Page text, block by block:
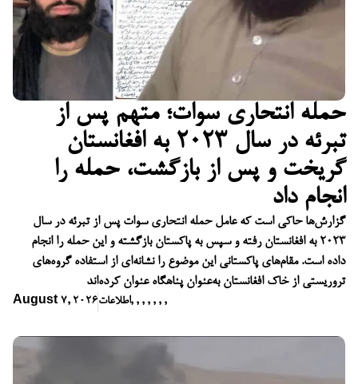
حمله انتحاری سوات؛ متهم پس از
تبرئه در سال ۲۰۲۳ به افغانستان
گریخت و پس از بازگشت، حمله را
انجام داد
گزارش‌ها حاکی است که عامل حمله انتحاری سوات پس از تبرئه در سال
۲۰۲۳ به افغانستان رفته و سپس به پاکستان بازگشته و این حمله را انجام
داده است. مقام‌های پاکستانی این موضوع را نشانه‌ای از استفاده گروه‌های
تروریستی از خاک افغانستان به‌عنوان پناهگاه عنوان کرده‌اند
August 7, 2026اطلاعات, , , , , , ,